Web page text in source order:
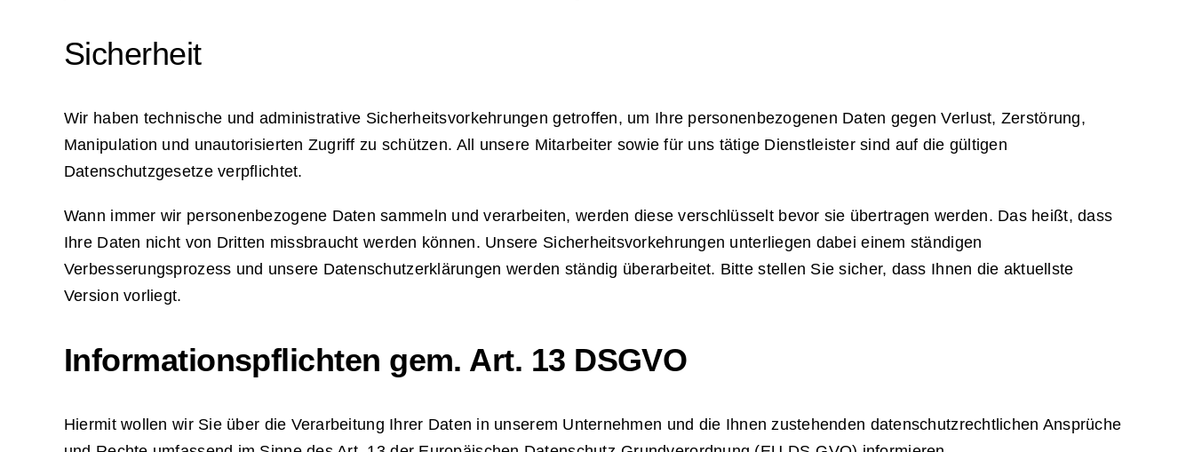
Sicherheit
Wir haben technische und administrative Sicherheitsvorkehrungen getroffen, um Ihre personenbezogenen Daten gegen Verlust, Zerstörung,
Manipulation und unautorisierten Zugriff zu schützen. All unsere Mitarbeiter sowie für uns tätige Dienstleister sind auf die gültigen
Datenschutzgesetze verpflichtet.
Wann immer wir personenbezogene Daten sammeln und verarbeiten, werden diese verschlüsselt bevor sie übertragen werden. Das heißt, dass
Ihre Daten nicht von Dritten missbraucht werden können. Unsere Sicherheitsvorkehrungen unterliegen dabei einem ständigen
Verbesserungsprozess und unsere Datenschutzerklärungen werden ständig überarbeitet. Bitte stellen Sie sicher, dass Ihnen die aktuellste
Version vorliegt.
Informationspflichten gem. Art. 13 DSGVO
Hiermit wollen wir Sie über die Verarbeitung Ihrer Daten in unserem Unternehmen und die Ihnen zustehenden datenschutzrechtlichen Ansprüche